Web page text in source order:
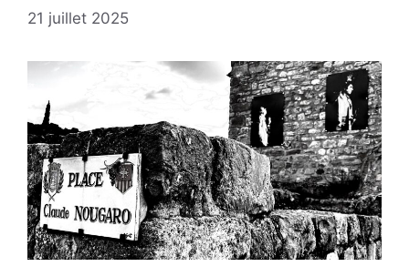
21 juillet 2025